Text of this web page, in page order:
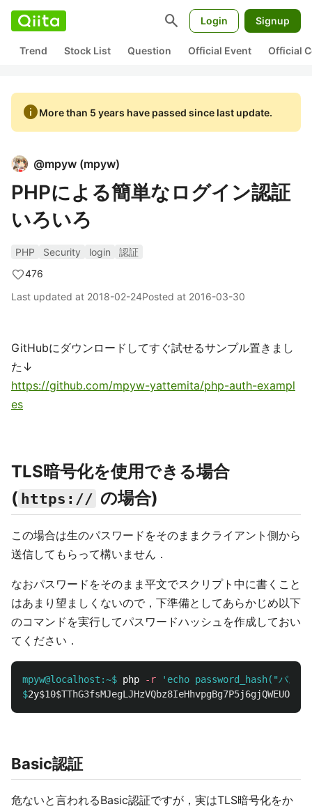
search Login Signup
Trend Stock List Question Official Event Official
infoMore than 5 years have passed since last update.
@mpyw (mpyw)
PHPによる簡単なログイン認証
いろいろ
PHP Security login
認証
476
Last updated at 2018-02-24Posted at 2016-03-30
GitHubにダウンロードしてすぐ試せるサンプル置きまし
た↓
https://github.com/mpyw-yattemita/php-auth-exampl
es
TLS暗号化を使用できる場合
( https:// の場合)
この場合は生のパスワードをそのままクライアント側から
送信してもらって構いません．
なおパスワードをそのまま平文でスクリプト中に書くこと
はあまり望ましくないので，下準備としてあらかじめ以下
のコマンドを実行してパスワードハッシュを作成しておい
てください．
mpyw@localhost:~$ php -r
'echo password_hash("パスワ
$2y
Basic認証
危ないと言われるBasic認証ですが，実はTLS暗号化をか